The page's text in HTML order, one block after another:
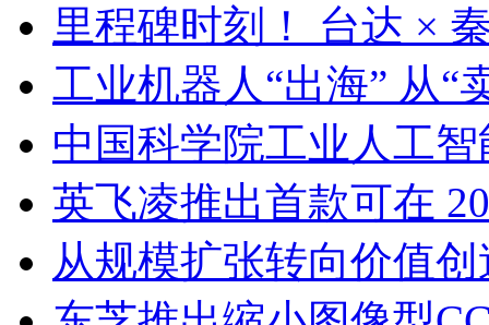
里程碑时刻！ 台达 ×
工业机器人“出海” 从“
中国科学院工业人工
英飞凌推出首款可在
从规模扩张转向价值